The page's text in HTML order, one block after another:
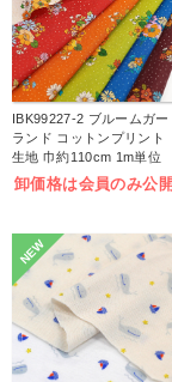
IBK99227-2 ブルームガー
ランド コットンプリント
生地 巾約110cm 1m単位
(m)
卸価格は会員のみ公開
NEW